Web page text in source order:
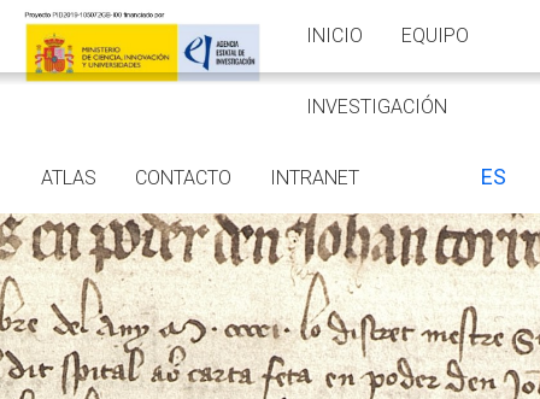
INICIO EQUIPO
INVESTIGACIÓN
ATLAS CONTACTO INTRANET ES